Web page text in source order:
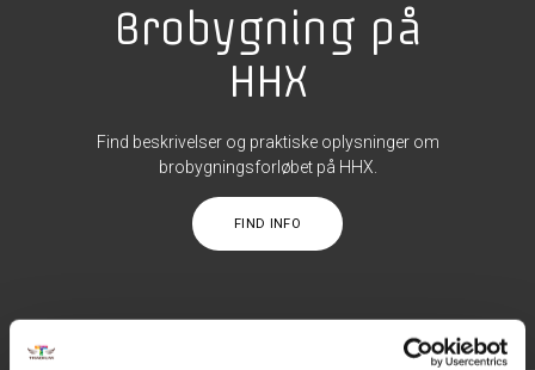
Brobygning på
HHX
Find beskrivelser og praktiske oplysninger om
brobygningsforløbet på HHX.
FIND INFO